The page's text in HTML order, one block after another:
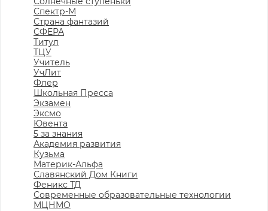
Спектр-М
Страна фантазий
СФЕРА
Титул
ТЦУ
Учитель
УчЛит
Флер
Школьная Пресса
Экзамен
Эксмо
Ювента
5 за знания
Академия развития
Кузьма
Материк-Альфа
Славянский Дом Книги
Феникс ТД
Современные образовательные технологии
МЦНМО